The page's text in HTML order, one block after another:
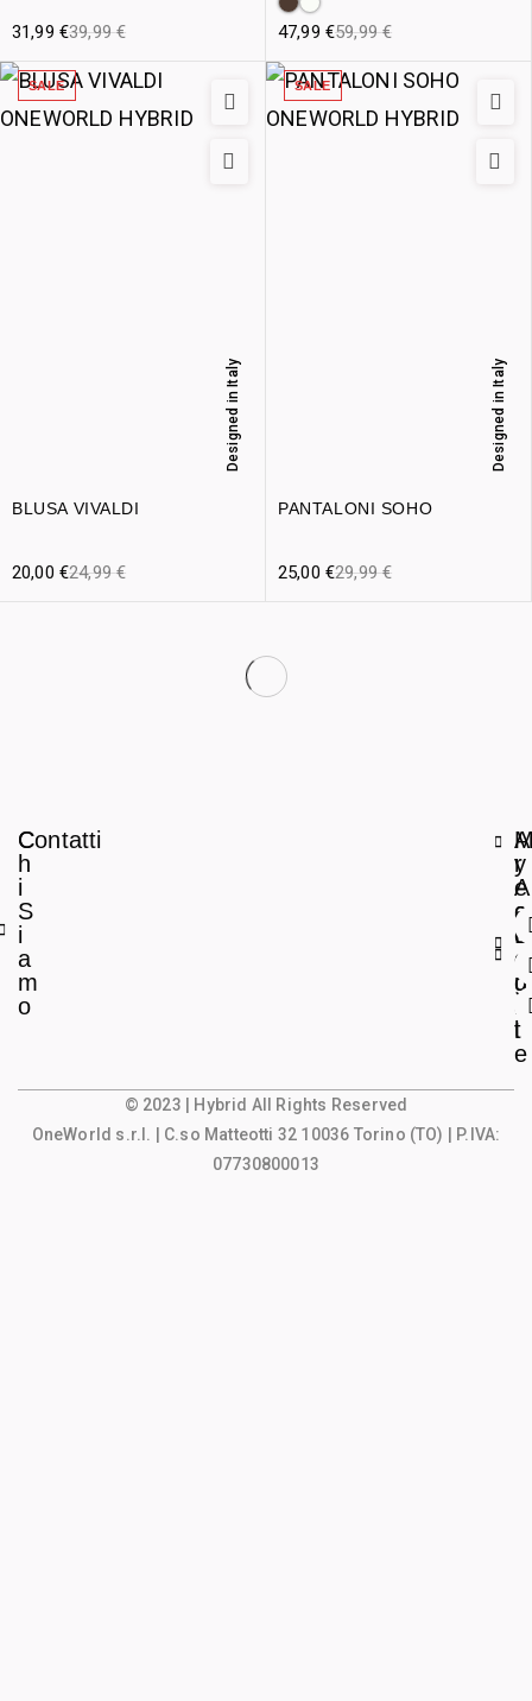
39,99€
31,99 € 59,99€
47,99 €
SALE
BLUSA VIVALDI
Designed in Italy
24,99€
20,00 €
SALE
PANTALONI SOHO
Designed in Italy
29,99€
25,00 €
C
h
i
S
i
a
m
o
Contatti
A
r
e
a
L
e
g
l
e
y
A
c
c
o
u
t
© 2023 | Hybrid All Rights Reserved
OneWorld s.r.l. | C.so Matteotti 32 10036 Torino (TO) | P.IVA:
07730800013